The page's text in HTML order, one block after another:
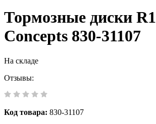
Тормозные диски R1
Concepts 830-31107
На складе
Отзывы:
Код товара: 830-31107